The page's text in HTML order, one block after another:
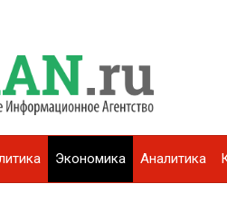
Экономика Аналитика